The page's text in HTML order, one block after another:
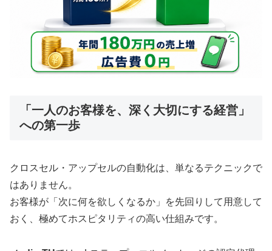
「一人のお客様を、深く大切にする経営」
への第一歩
クロスセル・アップセルの自動化は、単なるテクニックで
はありません。
お客様が「次に何を欲しくなるか」を先回りして用意して
おく、極めてホスピタリティの高い仕組みです。